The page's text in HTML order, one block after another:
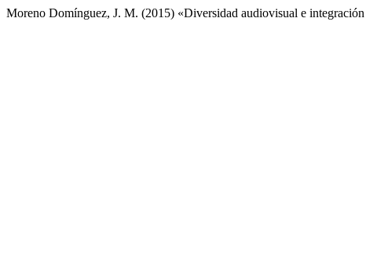
Moreno Domínguez, J. M. (2015) «Diversidad audiovisual e